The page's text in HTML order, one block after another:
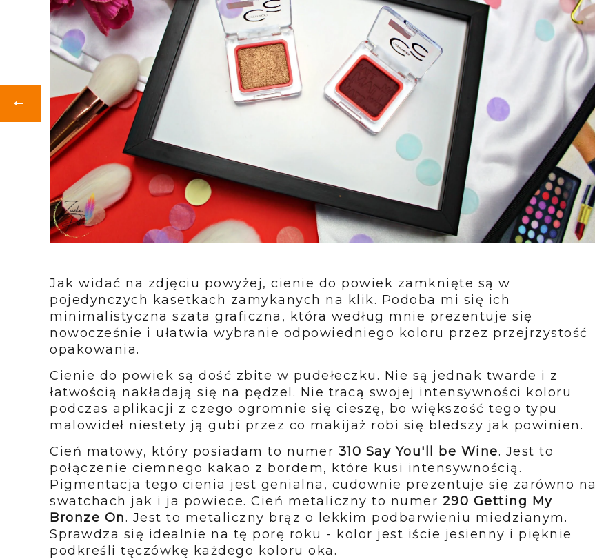
Jak widać na zdjęciu powyżej, cienie do powiek zamknięte są w
pojedynczych kasetkach zamykanych na klik. Podoba mi się ich
minimalistyczna szata graficzna, która według mnie prezentuje się
nowocześnie i ułatwia wybranie odpowiedniego koloru przez przejrzystość
opakowania.
Cienie do powiek są dość zbite w pudełeczku. Nie są jednak twarde i z
łatwością nakładają się na pędzel. Nie tracą swojej intensywności koloru
podczas aplikacji z czego ogromnie się cieszę, bo większość tego typu
malowideł niestety ją gubi przez co makijaż robi się bledszy jak powinien.
Cień matowy, który posiadam to numer 310 Say You'll be Wine. Jest to
połączenie ciemnego kakao z bordem, które kusi intensywnością.
Pigmentacja tego cienia jest genialna, cudownie prezentuje się zarówno na
swatchach jak i ja powiece. Cień metaliczny to numer 290 Getting My
Bronze On. Jest to metaliczny brąz o lekkim podbarwieniu miedzianym.
Sprawdza się idealnie na tę porę roku - kolor jest iście jesienny i pięknie
podkreśli tęczówkę każdego koloru oka.